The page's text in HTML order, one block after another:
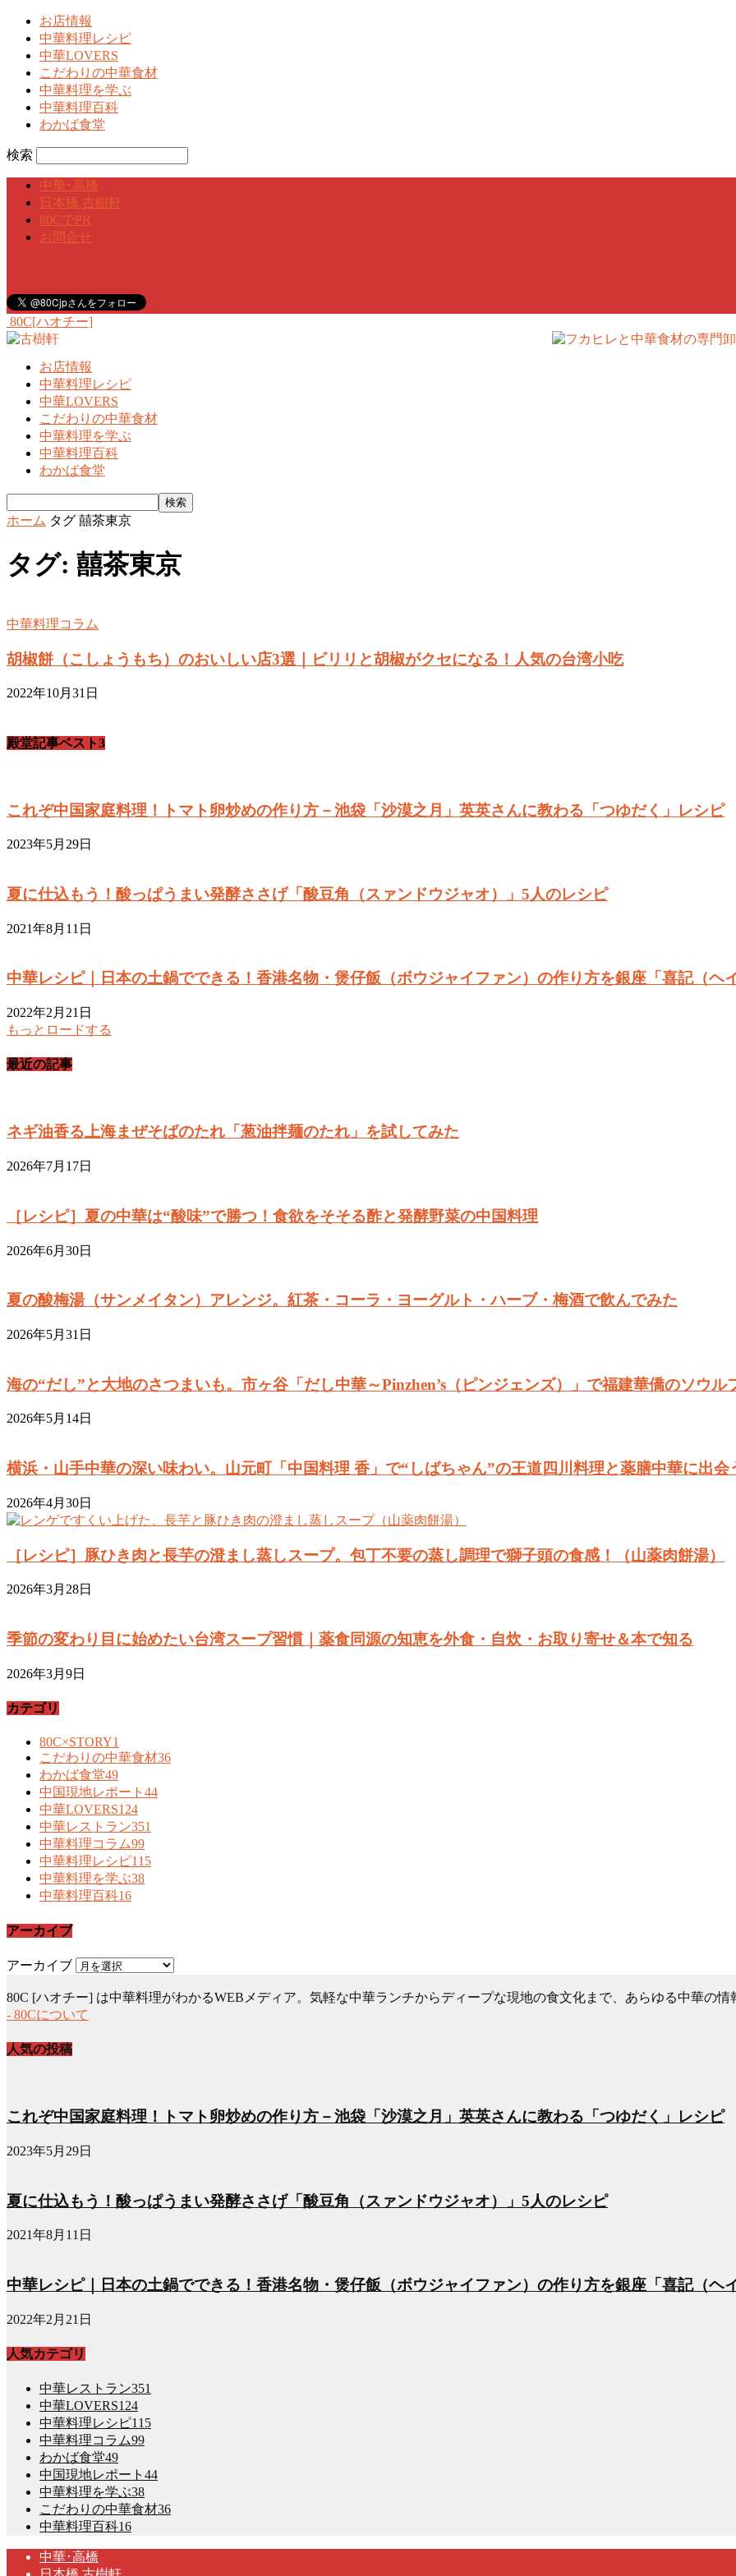
お店情報
中華料理レシピ
中華LOVERS
こだわりの中華食材
中華料理を学ぶ
中華料理百科
わかば食堂
検索
中華･高橋
日本橋 古樹軒
80CでPR
お問合せ
80C[ハオチー]
お店情報
中華料理レシピ
中華LOVERS
こだわりの中華食材
中華料理を学ぶ
中華料理百科
わかば食堂
ホーム タグ 囍茶東京
タグ: 囍茶東京
中華料理コラム
胡椒餅（こしょうもち）のおいしい店3選｜ビリリと胡椒がクセになる！人気の台湾小吃
2022年10月31日
殿堂記事ベスト3
これぞ中国家庭料理！トマト卵炒めの作り方－池袋「沙漠之月」英英さんに教わる「つゆだく」レシピ
2023年5月29日
夏に仕込もう！酸っぱうまい発酵ささげ「酸豆角（スァンドウジャオ）」5人のレシピ
2021年8月11日
中華レシピ｜日本の土鍋でできる！香港名物・煲仔飯（ボウジャイファン）の作り方を銀座「喜記（ヘ
2022年2月21日
もっとロードする
最近の記事
ネギ油香る上海まぜそばのたれ「葱油拌麺のたれ」を試してみた
2026年7月17日
［レシピ］夏の中華は“酸味”で勝つ！食欲をそそる酢と発酵野菜の中国料理
2026年6月30日
夏の酸梅湯（サンメイタン）アレンジ。紅茶・コーラ・ヨーグルト・ハーブ・梅酒で飲んでみた
2026年5月31日
海の“だし”と大地のさつまいも。市ヶ谷「だし中華～Pinzhen’s（ピンジェンズ）」で福建華僑のソウル
2026年5月14日
横浜・山手中華の深い味わい。山元町「中国料理 香」で“しばちゃん”の王道四川料理と薬膳中華に出会
2026年4月30日
［レシピ］豚ひき肉と長芋の澄まし蒸しスープ。包丁不要の蒸し調理で獅子頭の食感！（山薬肉餅湯）
2026年3月28日
季節の変わり目に始めたい台湾スープ習慣｜薬食同源の知恵を外食・自炊・お取り寄せ＆本で知る
2026年3月9日
カテゴリ
80C×STORY1
こだわりの中華食材36
わかば食堂49
中国現地レポート 44
中華LOVERS124
中華レストラン351
中華料理コラム99
中華料理レシピ115
中華料理を学ぶ38
中華料理百科16
アーカイブ
アーカイブ
80C [ハオチー] は中華料理がわかるWEBメディア。気軽な中華ランチからディープな現地の食文化まで、あらゆる中華の情
- 80Cについて
人気の投稿
これぞ中国家庭料理！トマト卵炒めの作り方－池袋「沙漠之月」英英さんに教わる「つゆだく」レシピ
2023年5月29日
夏に仕込もう！酸っぱうまい発酵ささげ「酸豆角（スァンドウジャオ）」5人のレシピ
2021年8月11日
中華レシピ｜日本の土鍋でできる！香港名物・煲仔飯（ボウジャイファン）の作り方を銀座「喜記（ヘ
2022年2月21日
人気カテゴリ
中華レストラン351
中華LOVERS124
中華料理レシピ115
中華料理コラム99
わかば食堂49
中国現地レポート 44
中華料理を学ぶ38
こだわりの中華食材36
中華料理百科16
中華･高橋